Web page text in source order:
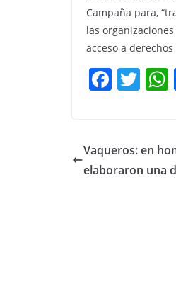
Campaña para,
las
acceso a
F
e
b
T
er
Vaqueros: en
elaboraron una